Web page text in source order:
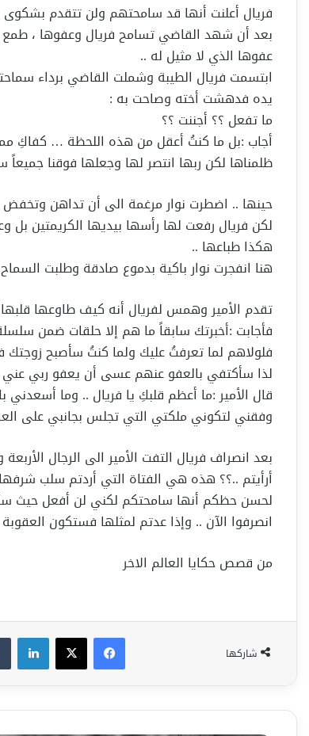
فريال أعلنت أنها قد سامحتهم ولن تتقدم
بعد أن شهد القاضي تسامح فريال وعفوها ، طمع
عفوها الذي لا مثيل له ..
ابتسمت فريال الطيبة وشملت القاضي برداء
يده فدهشت أخته وصاحت به :
ما تفعل ؟؟ أجننت ؟؟
أجاب :بل ما كنتُ أعقل من هذه اللحظة … كفاكِ
ظلمناها لكن ربها انتصر لها وجعلها فوقنا جميعاً
حينها .. اضطرت نوار مرغمة الى أن تداهن وتخفض
لكن فريال رفعت لها رأسها بيديها الكريمتين
هكذا طباعها ..
هنا انفجرت نوار باكية بدموع صادقة وطلبت
تقدم الأمير وهمس لفريال أنه كيف طاوعها
فأجابت :أخبرتك سابقاً ما هم إلا حلقات ضمن
فلولاهم لما تعرفتُ عليك ولما كنتُ سأصبح زوجتك
لذا سأكتفي بالعفو عنهم عسى أن يعفو ربي عني
قال الأمير :ما أعظم قلبكِ يا فريال .. وما
وفقني لتكوني ملكتي التي تجلس بجانبي على
بعد انصراف فريال التفت الأمير الى الرجال
أرأيتم ..؟؟ هذه هي الفتاة التي أردتم سلب
لحسن حظكم أنها سامحتكم لكني لن أفعل حيث
انصرفوا الآن .. وإذا عدتم لمثلها فستكون
من قصص حكايا العالم الاخر
شاركها
فيسبوك‫X